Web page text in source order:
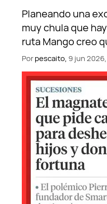
Planeando una
muy chula que
ruta Mango creo
Porpescaito, 9 jun